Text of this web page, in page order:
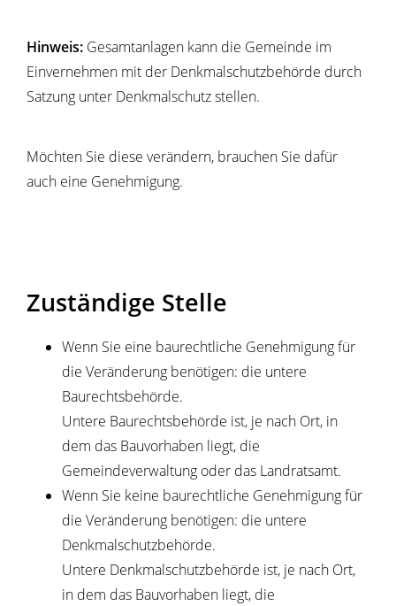
Hinweis: Gesamtanlagen kann die Gemeinde im
Einvernehmen mit der Denkmalschutzbehörde durch
Satzung unter Denkmalschutz stellen.
Möchten Sie diese verändern, brauchen Sie dafür
auch eine Genehmigung.
Zuständige Stelle
Wenn Sie eine baurechtliche Genehmigung für
die Veränderung benötigen: die untere
Baurechtsbehörde.
Untere Baurechtsbehörde ist, je nach Ort, in
dem das Bauvorhaben liegt, die
Gemeindeverwaltung oder das Landratsamt.
Wenn Sie keine baurechtliche Genehmigung für
die Veränderung benötigen: die untere
Denkmalschutzbehörde.
Untere Denkmalschutzbehörde ist, je nach Ort,
in dem das Bauvorhaben liegt, die